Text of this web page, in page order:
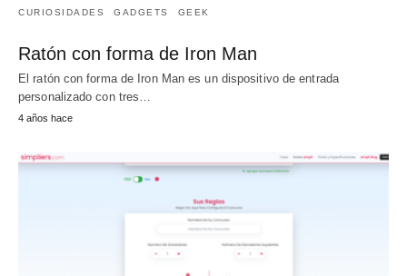
CURIOSIDADES GADGETS GEEK
Ratón con forma de Iron Man
El ratón con forma de Iron Man es un dispositivo de entrada
personalizado con tres…
4 años hace